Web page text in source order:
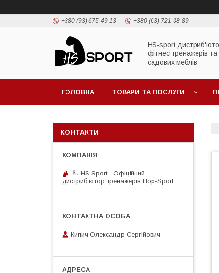
+380 (93) 675-49-13 +380 (63) 721-38-89
HS-sport
фітнес тренажерів та
садових меблів
ГОЛОВНА ТОВАРИ ТА ПОСЛУГИ
КОНТАКТИ
🦾 HS Sport - Офіційний
дистриб'ютор тренажерів Hop-Sport
Кипич Олександр Сергійович